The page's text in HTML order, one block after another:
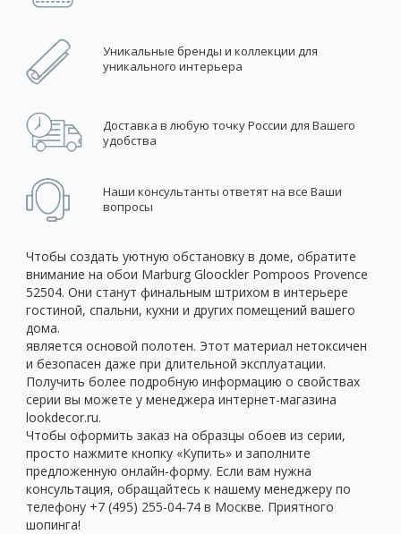
Уникальные бренды и коллекции для
уникального интерьера
Доставка в любую точку России для Вашего
удобства
Наши консультанты ответят на все Ваши
вопросы
Чтобы создать уютную обстановку в доме, обратите
внимание на обои Marburg Gloockler Pompoos Provence
52504. Они станут финальным штрихом в интерьере
гостиной, спальни, кухни и других помещений вашего
дома.
является основой полотен. Этот материал нетоксичен
и безопасен даже при длительной эксплуатации.
Получить более подробную информацию о свойствах
серии вы можете у менеджера интернет-магазина
lookdecor.ru.
Чтобы оформить заказ на образцы обоев из серии,
просто нажмите кнопку «Купить» и заполните
предложенную онлайн-форму. Если вам нужна
консультация, обращайтесь к нашему менеджеру по
телефону +7 (495) 255-04-74 в Москве. Приятного
шопинга!